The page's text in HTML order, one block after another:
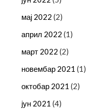
мај 2022 (2)
април 2022 (1)
март 2022 (2)
новембар 2021 (1)
октобар 2021 (2)
јун 2021 (4)